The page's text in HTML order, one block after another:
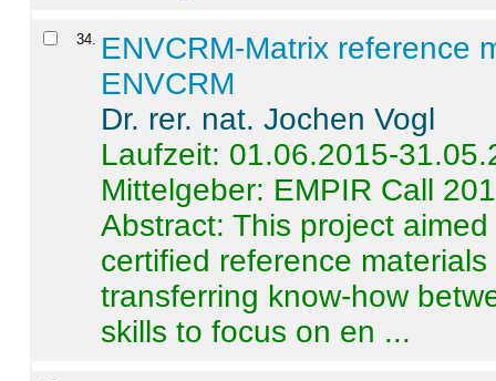
34. ENVCRM-Matrix reference
ENVCRM
Dr. rer. nat. Jochen Vogl
Laufzeit: 01.06.2015-
Mittelgeber: EMPIR Call
Abstract:This project
certified reference
transferring know-how
skills to focus on en ...